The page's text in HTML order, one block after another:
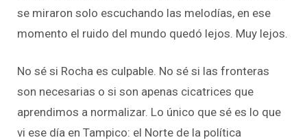
se miraron solo escuchando las melodías, en ese
momento el ruido del mundo quedó lejos. Muy lejos.
No sé si Rocha es culpable. No sé si las fronteras
son necesarias o si son apenas cicatrices que
aprendimos a normalizar. Lo único que sé es lo que
vi ese día en Tampico: el Norte de la política